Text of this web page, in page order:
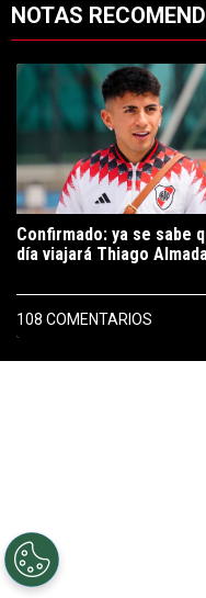
NOTAS
PUBLICIDAD
Un artículo de tendencia
Confirmado: ya se sabe
día viajará Thiago
108 COMENTARIOS